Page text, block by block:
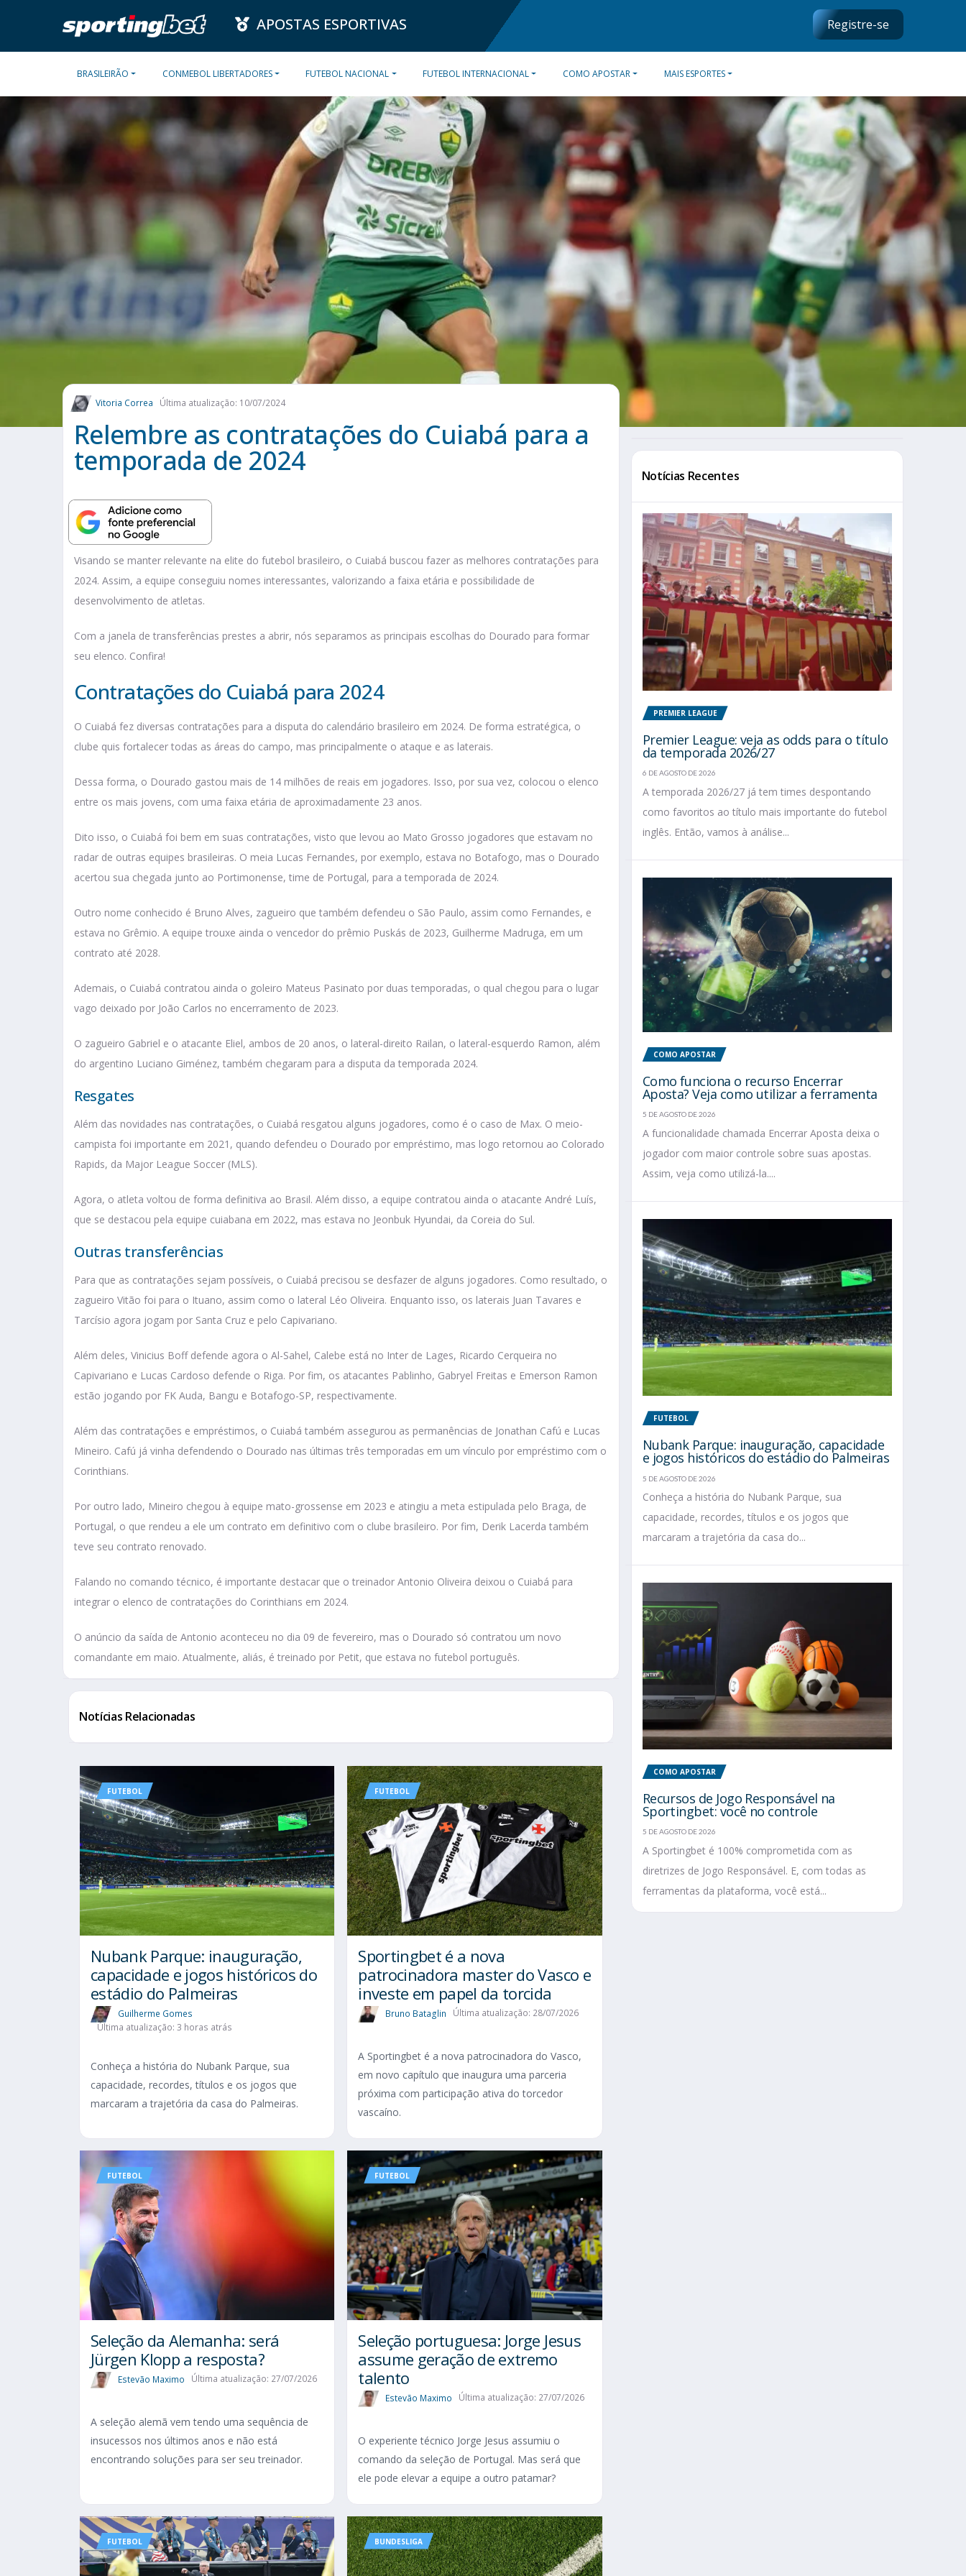
APOSTAS ESPORTIVAS Registre-se
BRASILEIRÃO CONMEBOL LIBERTADORES FUTEBOL NACIONAL FUTEBOL INTERNACIONAL COMO APOSTAR MAIS ESPORTES
Vitoria Correa Última atualização: 10/07/2024
Relembre as contratações do Cuiabá para a
temporada de 2024
Visando se manter relevante na elite do futebol brasileiro, o Cuiabá buscou fazer as melhores contratações para
2024. Assim, a equipe conseguiu nomes interessantes, valorizando a faixa etária e possibilidade de
desenvolvimento de atletas.
Com a janela de transferências prestes a abrir, nós separamos as principais escolhas do Dourado para formar
seu elenco. Confira!
Contratações do Cuiabá para 2024
O Cuiabá fez diversas contratações para a disputa do calendário brasileiro em 2024. De forma estratégica, o
clube quis fortalecer todas as áreas do campo, mas principalmente o ataque e as laterais.
Dessa forma, o Dourado gastou mais de 14 milhões de reais em jogadores. Isso, por sua vez, colocou o elenco
entre os mais jovens, com uma faixa etária de aproximadamente 23 anos.
Dito isso, o Cuiabá foi bem em suas contratações, visto que levou ao Mato Grosso jogadores que estavam no
radar de outras equipes brasileiras. O meia Lucas Fernandes, por exemplo, estava no Botafogo, mas o Dourado
acertou sua chegada junto ao Portimonense, time de Portugal, para a temporada de 2024.
Outro nome conhecido é Bruno Alves, zagueiro que também defendeu o São Paulo, assim como Fernandes, e
estava no Grêmio. A equipe trouxe ainda o vencedor do prêmio Puskás de 2023, Guilherme Madruga, em um
contrato até 2028.
Ademais, o Cuiabá contratou ainda o goleiro Mateus Pasinato por duas temporadas, o qual chegou para o lugar
vago deixado por João Carlos no encerramento de 2023.
O zagueiro Gabriel e o atacante Eliel, ambos de 20 anos, o lateral-direito Railan, o lateral-esquerdo Ramon, além
do argentino Luciano Giménez, também chegaram para a disputa da temporada 2024.
Resgates
Além das novidades nas contratações, o Cuiabá resgatou alguns jogadores, como é o caso de Max. O meio-
campista foi importante em 2021, quando defendeu o Dourado por empréstimo, mas logo retornou ao Colorado
Rapids, da Major League Soccer (MLS).
Agora, o atleta voltou de forma definitiva ao Brasil. Além disso, a equipe contratou ainda o atacante André Luís,
que se destacou pela equipe cuiabana em 2022, mas estava no Jeonbuk Hyundai, da Coreia do Sul.
Outras transferências
Para que as contratações sejam possíveis, o Cuiabá precisou se desfazer de alguns jogadores. Como resultado, o
zagueiro Vitão foi para o Ituano, assim como o lateral Léo Oliveira. Enquanto isso, os laterais Juan Tavares e
Tarcísio agora jogam por Santa Cruz e pelo Capivariano.
Além deles, Vinicius Boff defende agora o Al-Sahel, Calebe está no Inter de Lages, Ricardo Cerqueira no
Capivariano e Lucas Cardoso defende o Riga. Por fim, os atacantes Pablinho, Gabryel Freitas e Emerson Ramon
estão jogando por FK Auda, Bangu e Botafogo-SP, respectivamente.
Além das contratações e empréstimos, o Cuiabá também assegurou as permanências de Jonathan Cafú e Lucas
Mineiro. Cafú já vinha defendendo o Dourado nas últimas três temporadas em um vínculo por empréstimo com o
Corinthians.
Por outro lado, Mineiro chegou à equipe mato-grossense em 2023 e atingiu a meta estipulada pelo Braga, de
Portugal, o que rendeu a ele um contrato em definitivo com o clube brasileiro. Por fim, Derik Lacerda também
teve seu contrato renovado.
Falando no comando técnico, é importante destacar que o treinador Antonio Oliveira deixou o Cuiabá para
integrar o elenco de contratações do Corinthians em 2024.
O anúncio da saída de Antonio aconteceu no dia 09 de fevereiro, mas o Dourado só contratou um novo
comandante em maio. Atualmente, aliás, é treinado por Petit, que estava no futebol português.
Notícias Relacionadas
FUTEBOL
Nubank Parque: inauguração,
capacidade e jogos históricos do
estádio do Palmeiras
Guilherme Gomes
Última atualização: 3 horas atrás
Conheça a história do Nubank Parque, sua
capacidade, recordes, títulos e os jogos que
marcaram a trajetória da casa do Palmeiras.
FUTEBOL
Sportingbet é a nova
patrocinadora master do Vasco e
investe em papel da torcida
Bruno Bataglin Última atualização: 28/07/2026
A Sportingbet é a nova patrocinadora do Vasco,
em novo capítulo que inaugura uma parceria
próxima com participação ativa do torcedor
vascaíno.
FUTEBOL
Seleção da Alemanha: será
Jürgen Klopp a resposta?
Estevão Maximo Última atualização: 27/07/2026
A seleção alemã vem tendo uma sequência de
insucessos nos últimos anos e não está
encontrando soluções para ser seu treinador.
FUTEBOL
Seleção portuguesa: Jorge Jesus
assume geração de extremo
talento
Estevão Maximo Última atualização: 27/07/2026
O experiente técnico Jorge Jesus assumiu o
comando da seleção de Portugal. Mas será que
ele pode elevar a equipe a outro patamar?
FUTEBOL BUNDESLIGA
Notícias Recentes
PREMIER LEAGUE
Premier League: veja as odds para o título
da temporada 2026/27
6 DE AGOSTO DE 2026
A temporada 2026/27 já tem times despontando
como favoritos ao título mais importante do futebol
inglês. Então, vamos à análise...
COMO APOSTAR
Como funciona o recurso Encerrar
Aposta? Veja como utilizar a ferramenta
5 DE AGOSTO DE 2026
A funcionalidade chamada Encerrar Aposta deixa o
jogador com maior controle sobre suas apostas.
Assim, veja como utilizá-la....
FUTEBOL
Nubank Parque: inauguração, capacidade
e jogos históricos do estádio do Palmeiras
5 DE AGOSTO DE 2026
Conheça a história do Nubank Parque, sua
capacidade, recordes, títulos e os jogos que
marcaram a trajetória da casa do...
COMO APOSTAR
Recursos de Jogo Responsável na
Sportingbet: você no controle
5 DE AGOSTO DE 2026
A Sportingbet é 100% comprometida com as
diretrizes de Jogo Responsável. E, com todas as
ferramentas da plataforma, você está...